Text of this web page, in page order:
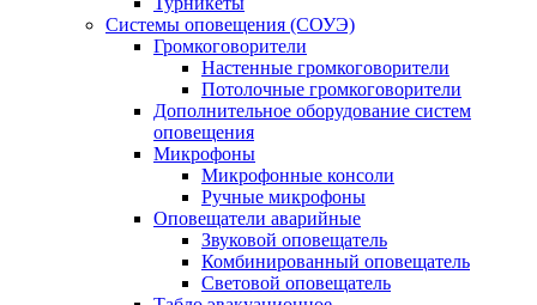
Системы оповещения (СОУЭ)
Громкоговорители
Настенные громкоговорители
Потолочные громкоговорители
Дополнительное оборудование систем
оповещения
Микрофоны
Микрофонные консоли
Ручные микрофоны
Оповещатели аварийные
Звуковой оповещатель
Комбинированный оповещатель
Световой оповещатель